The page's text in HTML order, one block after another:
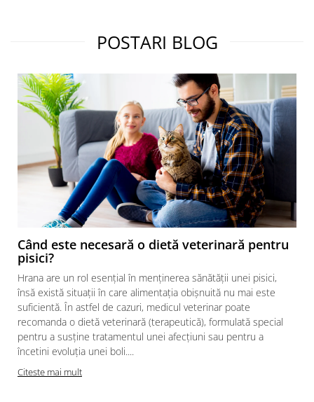
treia comanda recomand cu
mult drag !
POSTARI BLOG
Când este necesară o dietă veterinară pentru
pisici?
Hrana are un rol esențial în menținerea sănătății unei pisici,
însă există situații în care alimentația obișnuită nu mai este
suficientă. În astfel de cazuri, medicul veterinar poate
recomanda o dietă veterinară (terapeutică), formulată special
pentru a susține tratamentul unei afecțiuni sau pentru a
încetini evoluția unei boli....
Citeste mai mult